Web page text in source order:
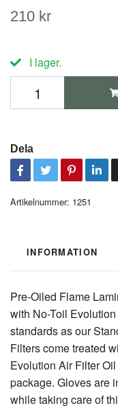
210 kr
I lager.
Dela
Artikelnummer: 1251
INFORMATION
Pre-Oiled Flame
with No-Toil
standards as our
Filters come treated
Evolution Air Filter
package. Gloves are
while taking care of